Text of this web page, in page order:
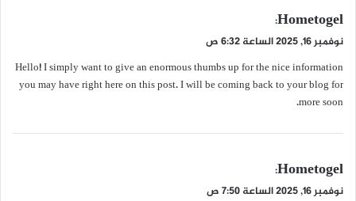
ي
ق
ل
Hometogel
:
نوفمبر 16, 2025 الساعة 6:32 ص
Hello! I simply want to give an enormous thumbs up for the nice information
you may have right here on this post. I will be coming back to your blog for
more soon.
ي
ق
Hometogel
:
نوفمبر 16, 2025 الساعة 7:50 ص